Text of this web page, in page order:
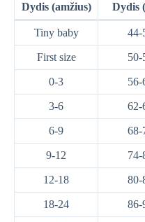
Dydis (amžius) Dydis
Tiny baby 44-
First size 50-
0-3 56-
3-6 62-
6-9 68-
9-12 74-
12-18 80-
18-24 86-